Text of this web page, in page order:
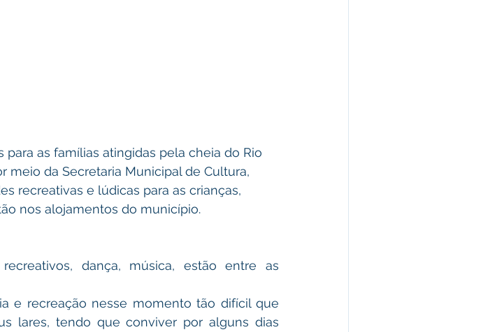
as famílias atingidas pela cheia do Rio
meio da Secretaria Municipal de Cultura,
recreativas e lúdicas para as crianças,
nos alojamentos do município.
dança, música, estão entre as
e recreação nesse momento tão difícil que
lares, tendo que conviver por alguns dias